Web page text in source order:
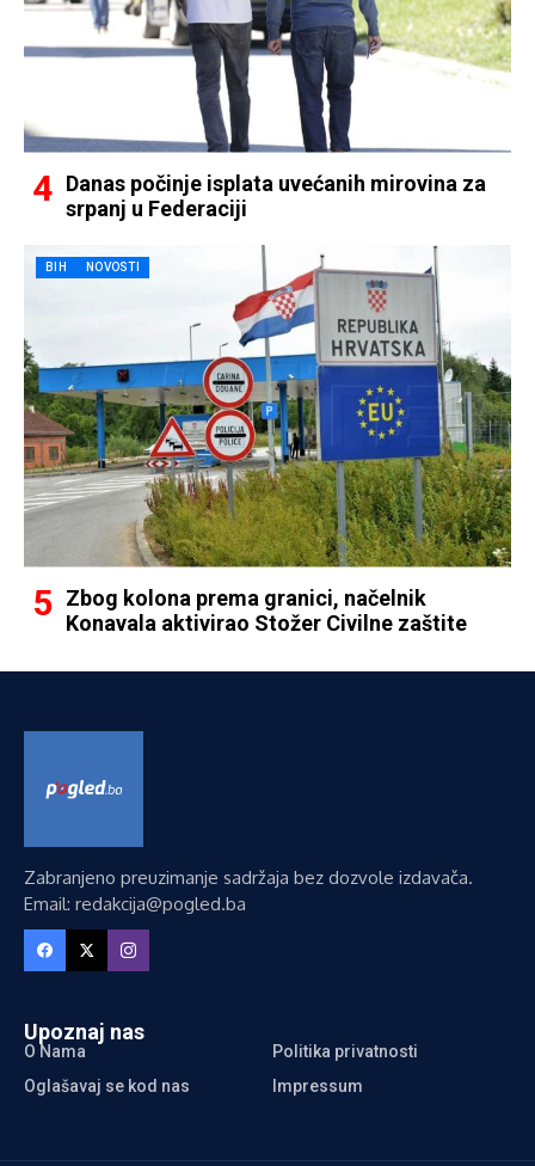
Danas počinje isplata uvećanih mirovina za
srpanj u Federaciji
BIH NOVOSTI
Zbog kolona prema granici, načelnik
Konavala aktivirao Stožer Civilne zaštite
Zabranjeno preuzimanje sadržaja bez dozvole izdavača.
Email: redakcija@pogled.ba
Upoznaj nas
O Nama
Politika privatnosti
Oglašavaj se kod nas
Impressum